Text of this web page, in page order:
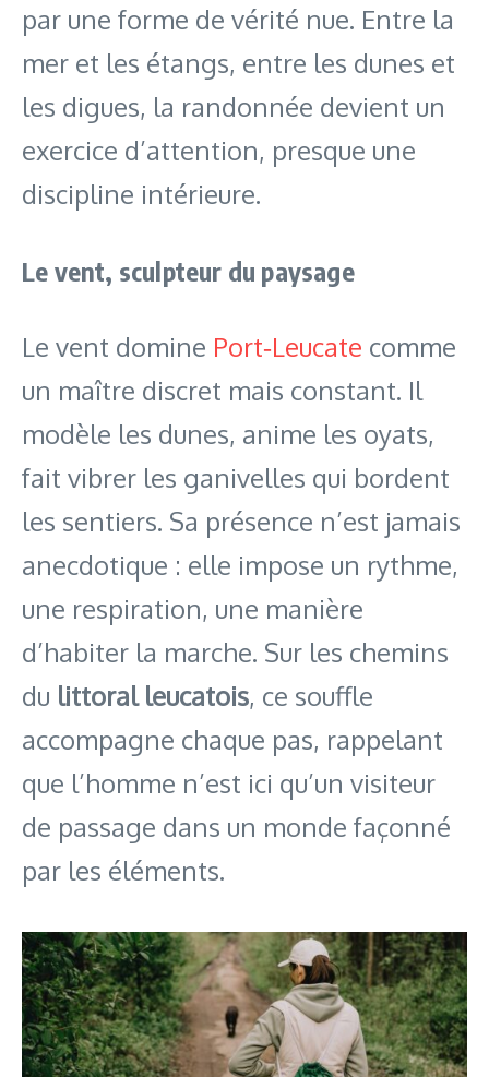
par une forme de vérité nue. Entre la
mer et les étangs, entre les dunes et
les digues, la randonnée devient un
exercice d’attention, presque une
discipline intérieure.
Le vent, sculpteur du paysage
Le vent domine Port‑Leucate comme
un maître discret mais constant. Il
modèle les dunes, anime les oyats,
fait vibrer les ganivelles qui bordent
les sentiers. Sa présence n’est jamais
anecdotique : elle impose un rythme,
une respiration, une manière
d’habiter la marche. Sur les chemins
du littoral leucatois, ce souffle
accompagne chaque pas, rappelant
que l’homme n’est ici qu’un visiteur
de passage dans un monde façonné
par les éléments.